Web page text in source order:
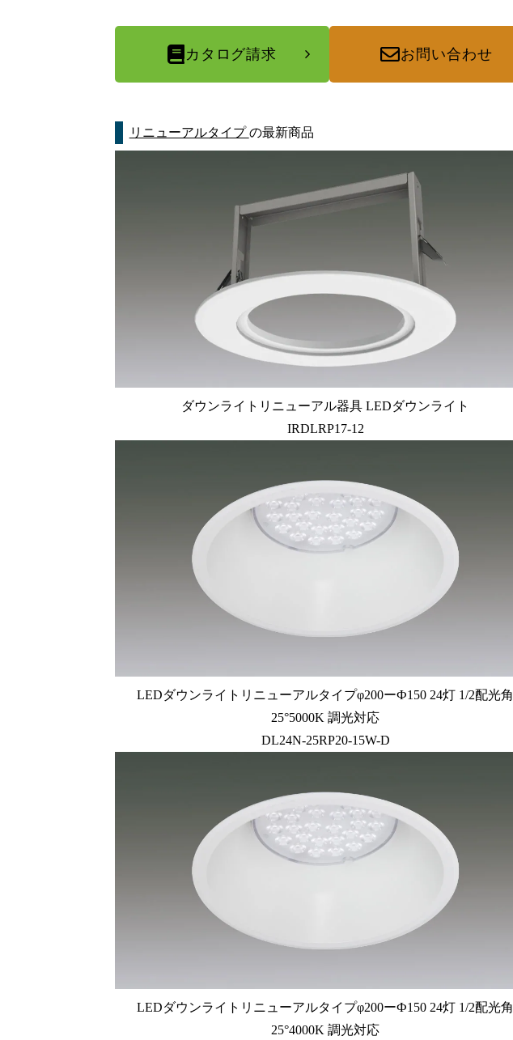
カタログ請求 お問い合わせ
リニューアルタイプの最新商品
ダウンライトリニューアル器具 LEDダウンライト
IRDLRP17-12
LEDダウンライトリニューアルタイプφ200ーФ150 24灯 1/2配光角
25°5000K 調光対応
DL24N-25RP20-15W-D
LEDダウンライトリニューアルタイプφ200ーФ150 24灯 1/2配光角
25°4000K 調光対応